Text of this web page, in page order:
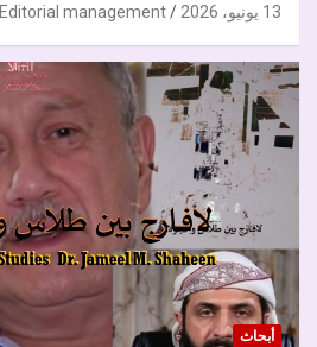
13 يونيو، 2026 Editorial management
أبحاث